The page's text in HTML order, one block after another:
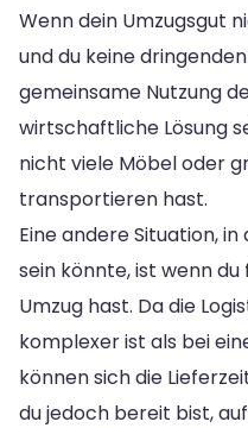
Wenn dein Umzugsgut
und du keine
gemeinsame Nutzung
wirtschaftliche Lösung
nicht viele Möbel oder
transportieren hast.
Eine andere Situation,
sein könnte, ist wenn
Umzug hast. Da die
komplexer ist als bei
können sich die
du jedoch bereit bist,